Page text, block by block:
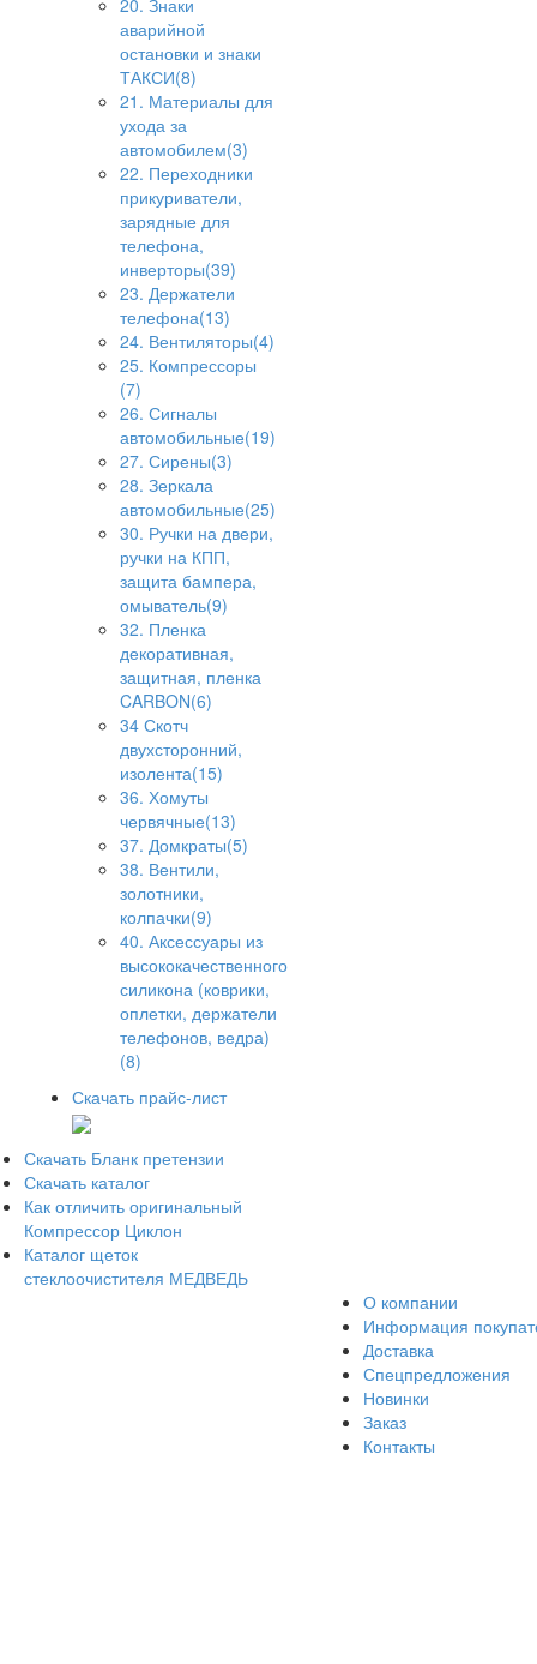
20. Знаки
аварийной
остановки и знаки
ТАКСИ(8)
21. Материалы для
ухода за
автомобилем(3)
22. Переходники
прикуриватели,
зарядные для
телефона,
инверторы(39)
23. Держатели
телефона(13)
24. Вентиляторы(4)
25. Компрессоры
(7)
26. Сигналы
автомобильные(19)
27. Сирены(3)
28. Зеркала
автомобильные(25)
30. Ручки на двери,
ручки на КПП,
защита бампера,
омыватель(9)
32. Пленка
декоративная,
защитная, пленка
CARBON(6)
34 Скотч
двухсторонний,
изолента(15)
36. Хомуты
червячные(13)
37. Домкраты(5)
38. Вентили,
золотники,
колпачки(9)
40. Аксессуары из
высококачественного
силикона (коврики,
оплетки, держатели
телефонов, ведра)
(8)
Скачать прайс-лист
Скачать Бланк претензии
Скачать каталог
Как отличить оригинальный
Компрессор Циклон
Каталог щеток
стеклоочистителя МЕДВЕДЬ
О компании
Информация
Доставка
Спецпредложения
Новинки
Заказ
Контакты